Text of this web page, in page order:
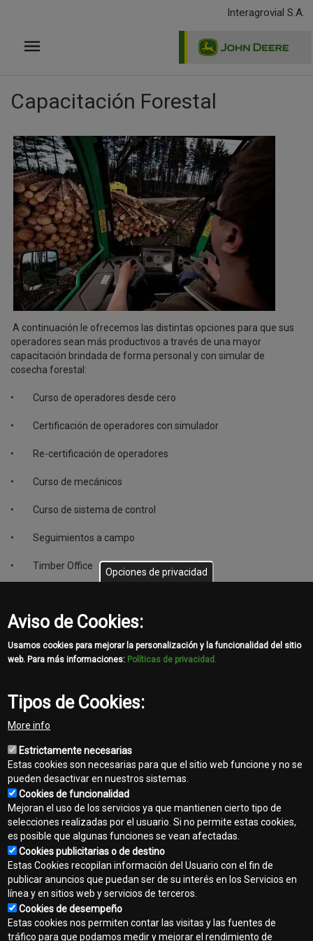
principal
Interagrovial S.A.
Capacitación Forestal
A continuación le ofrecemos las distintas opciones para que sus
operadores sean más productivos a través de una mayor
capacitación brindada de forma personal y con simular de
cosecha forestal:
• Curso de operadores desde cero
• Certificación de operadores con simulador
• Re-certificación de operadores
• Curso de mecánicos
• Curso de sistema de control
• Seguimientos a campo
• Timber Office
Infórmese en Interagrovial mediante este contacto:
Carolina Canabe
ccanabe@isa.com.uy
Facebook
Twitter
Email
Footer
menu
Contacto
Mapa del sitio
Normas de privacidad
Opciones de privacidad
Aviso de Cookies:
Usamos cookies para mejorar la personalización y la funcionalidad del sitio
web. Para más informaciones: Políticas de privacidad.
Tipos de Cookies:
More info
Estrictamente necesarias
Estas cookies son necesarias para que el sitio web funcione y no se
pueden desactivar en nuestros sistemas.
Cookies de funcionalidad
Mejoran el uso de los servicios ya que mantienen cierto tipo de
selecciones realizadas por el usuario. Si no permite estas cookies,
es posible que algunas funciones se vean afectadas.
Cookies publicitarias o de destino
Estas Cookies recopilan información del Usuario con el fin de
publicar anuncios que puedan ser de su interés en los Servicios en
línea y en sitios web y servicios de terceros.
Cookies de desempeño
Estas cookies nos permiten contar las visitas y las fuentes de
tráfico para que podamos medir y mejorar el rendimiento de